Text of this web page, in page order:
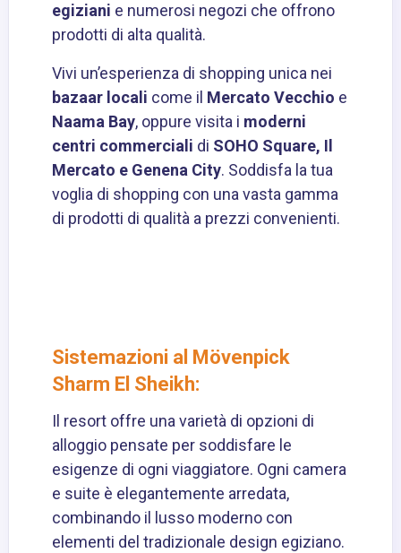
egiziani e numerosi negozi che offrono
prodotti di alta qualità.
Vivi un’esperienza di shopping unica nei
bazaar locali come il Mercato Vecchio e
Naama Bay, oppure visita i moderni
centri commerciali di SOHO Square, Il
Mercato e Genena City. Soddisfa la tua
voglia di shopping con una vasta gamma
di prodotti di qualità a prezzi convenienti.
Sistemazioni al Mövenpick
Sharm El Sheikh:
Il resort offre una varietà di opzioni di
alloggio pensate per soddisfare le
esigenze di ogni viaggiatore. Ogni camera
e suite è elegantemente arredata,
combinando il lusso moderno con
elementi del tradizionale design egiziano.